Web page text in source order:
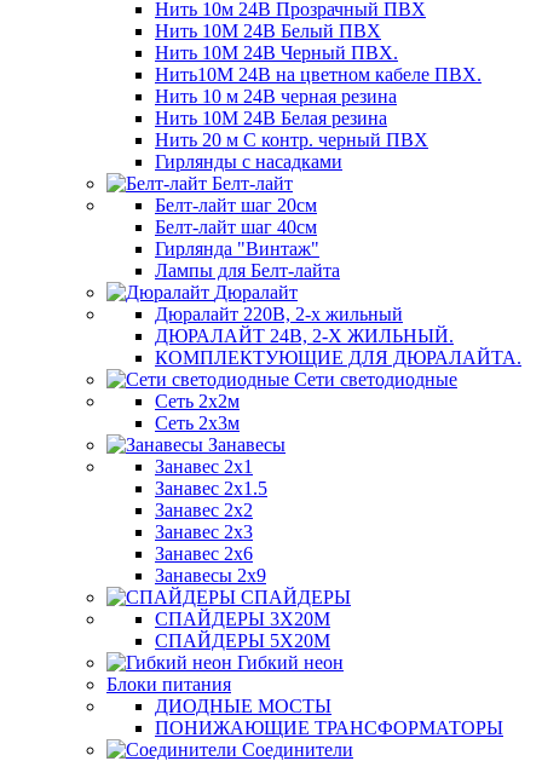
Нить 10м 24В Прозрачный ПВХ
Нить 10М 24В Белый ПВХ
Нить 10М 24В Черный ПВХ.
Нить10М 24В на цветном кабеле ПВХ.
Нить 10 м 24В черная резина
Нить 10М 24В Белая резина
Нить 20 м С контр. черный ПВХ
Гирлянды с насадками
Белт-лайт
Белт-лайт шаг 20см
Белт-лайт шаг 40см
Гирлянда "Винтаж"
Лампы для Белт-лайта
Дюралайт
Дюралайт 220В, 2-х жильный
ДЮРАЛАЙТ 24В, 2-Х ЖИЛЬНЫЙ.
КОМПЛЕКТУЮЩИЕ ДЛЯ ДЮРАЛАЙТА.
Сети светодиодные
Сеть 2х2м
Сеть 2х3м
Занавесы
Занавес 2х1
Занавес 2х1.5
Занавес 2х2
Занавес 2х3
Занавес 2х6
Занавесы 2х9
СПАЙДЕРЫ
СПАЙДЕРЫ 3Х20М
СПАЙДЕРЫ 5Х20М
Гибкий неон
Блоки питания
ДИОДНЫЕ МОСТЫ
ПОНИЖАЮЩИЕ ТРАНСФОРМАТОРЫ
Соединители